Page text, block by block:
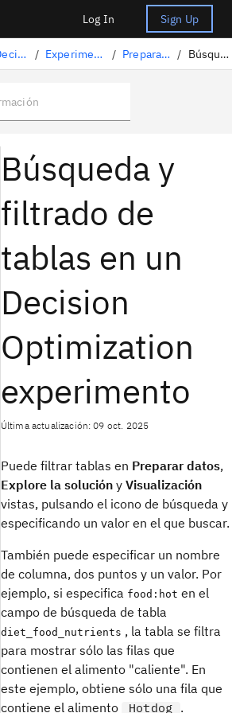
Log In Sign Up
Decision Optimization / Experimentos de Decision Optimization / Preparación de datos de entrada / Búsqueda y filtrado de tablas
Búsqueda y
filtrado de
tablas en un
Decision
Optimization
experimento
Última actualización: 09 oct. 2025
Puede filtrar tablas en Preparar datos,
Explore la solucióny Visualización
vistas, pulsando el icono de búsqueda y
especificando un valor en el que buscar.
También puede especificar un nombre
de columna, dos puntos y un valor. Por
ejemplo, si especifica food:hot en el
campo de búsqueda de tabla
diet_food_nutrients , la tabla se filtra
para mostrar sólo las filas que
contienen el alimento "caliente". En
este ejemplo, obtiene sólo una fila que
contiene el alimento
Hotdog .